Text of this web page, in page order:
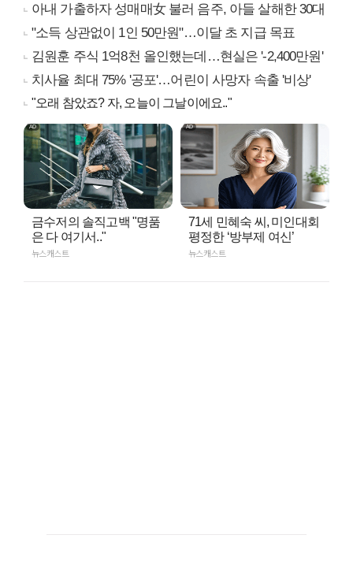
아내 가출하자 성매매女 불러 음주, 아들 살해한 30대
"소득 상관없이 1인 50만원"…이달 초 지급 목표
김원훈 주식 1억8천 올인했는데…현실은 '-2,400만원'
치사율 최대 75% '공포'…어린이 사망자 속출 '비상'
"오래 참았죠? 자, 오늘이 그날이에요.."
금수저의 솔직고백 "명품
은 다 여기서.."
뉴스캐스트
71세 민혜숙 씨, 미인대회
평정한 ‘방부제 여신’
뉴스캐스트